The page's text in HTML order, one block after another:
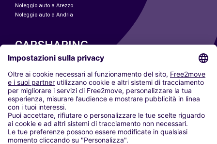
Noleggio auto a Arezzo
Noleggio auto a Andria
CARSHARING
LE NOSTRE CITTÀ
Paris
Madrid
Washington DC
Milano
Roma
Torino
Vienna
Berlino